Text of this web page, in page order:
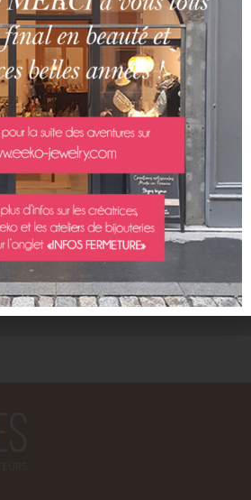
SÉCURISÉ
BLEUE/PAYPAL
RAPIDE
3 JOURS OUVRÉS
& COLLECT
SUR RDV